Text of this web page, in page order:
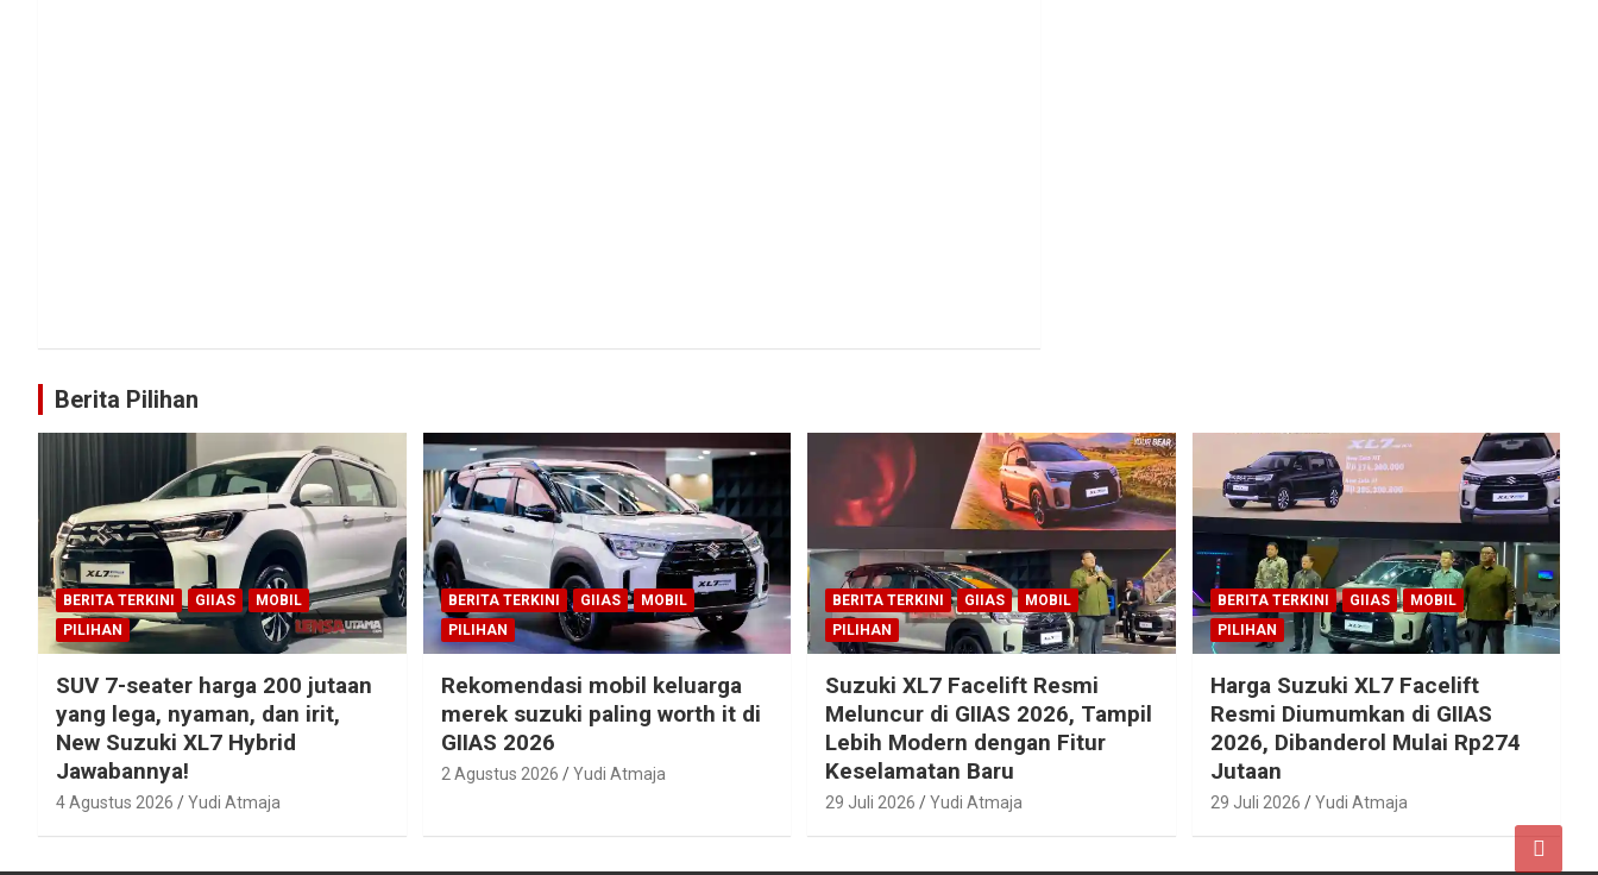
Berita Pilihan
BERITA TERKINI GIIAS
MOBIL
PILIHAN
SUV 7-seater harga 200 jutaan
yang lega, nyaman, dan irit,
New Suzuki XL7 Hybrid
Jawabannya!
4 Agustus 2026 Yudi Atmaja
BERITA TERKINI GIIAS
MOBIL
PILIHAN
Rekomendasi mobil keluarga
merek suzuki paling worth it di
GIIAS 2026
2 Agustus 2026 Yudi Atmaja
BERITA TERKINI GIIAS
MOBIL
PILIHAN
Suzuki XL7 Facelift Resmi
Meluncur di GIIAS 2026, Tampil
Lebih Modern dengan Fitur
Keselamatan Baru
29 Juli 2026 Yudi Atmaja
BERITA TERKINI GIIAS
MOBIL
PILIHAN
Harga Suzuki XL7 Facelift
Resmi Diumumkan di GIIAS
2026, Dibanderol Mulai Rp274
Jutaan
29 Juli 2026 Yudi Atmaja